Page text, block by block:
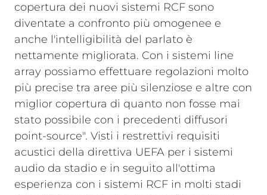
copertura dei nuovi sistemi RCF sono
diventate a confronto più omogenee e
anche l'intelligibilità del parlato è
nettamente migliorata. Con i sistemi line
array possiamo effettuare regolazioni molto
più precise tra aree più silenziose e altre con
miglior copertura di quanto non fosse mai
stato possibile con i precedenti diffusori
point-source". Visti i restrettivi requisiti
acustici della direttiva UEFA per i sistemi
audio da stadio e in seguito all'ottima
esperienza con i sistemi RCF in molti stadi